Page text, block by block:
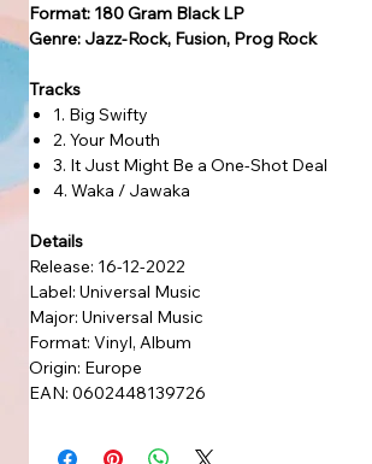
Format: 180 Gram Black LP
Genre: Jazz-Rock, Fusion, Prog Rock
Tracks
1. Big Swifty
2. Your Mouth
3. It Just Might Be a One-Shot Deal
4. Waka / Jawaka
Details
Release: 16-12-2022
Label: Universal Music
Major: Universal Music
Format: Vinyl, Album
Origin: Europe
EAN: 0602448139726